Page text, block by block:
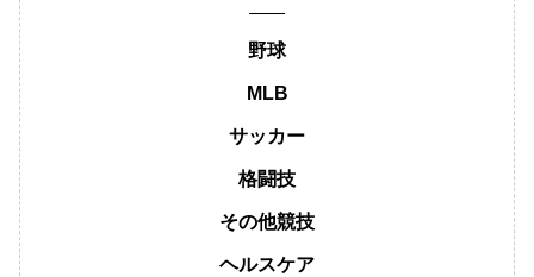
野球
MLB
サッカー
格闘技
その他競技
ヘルスケア